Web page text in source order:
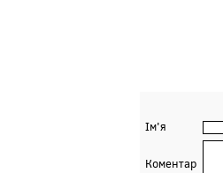
Ім'я
Коментар